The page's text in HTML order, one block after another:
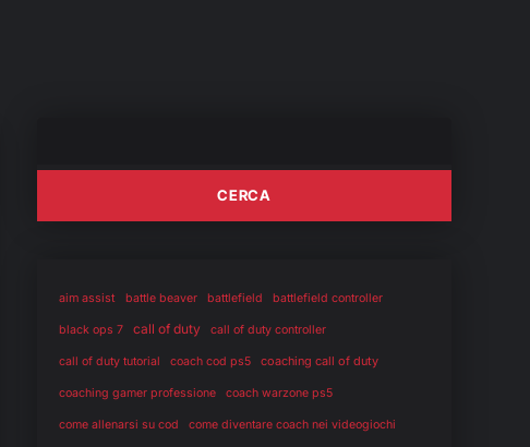
aim assist battle beaver battlefield battlefield controller
black ops 7 call of duty call of duty controller
call of duty tutorial coach cod ps5 coaching call of duty
coaching gamer professione coach warzone ps5
come allenarsi su cod come diventare coach nei videogiochi